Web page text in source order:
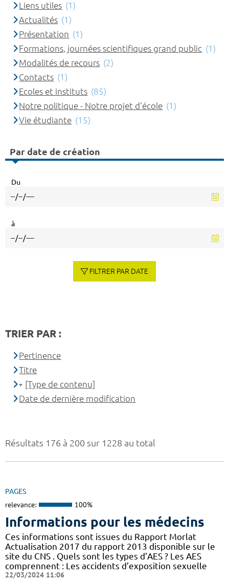
Résultats 176 à 200 sur 1228 au total
PAGES
relevance: 100%
Informations pour les médecins
Ces informations sont issues du Rapport Morlat
Actualisation 2017 du rapport 2013 disponible sur le
site du CNS . Quels sont les types d’AES ? Les AES
comprennent : Les accidents d’exposition sexuelle
22/03/2024 11:06
Liens utiles (1)
Actualités (1)
Présentation (1)
Formations, journées scientifiques grand public (1)
Modalités de recours (2)
Contacts (1)
Ecoles et instituts (85)
Notre politique - Notre projet d'école (1)
Vie étudiante (15)
Par date de création
Du
à
FILTRER PAR DATE
TRIER PAR :
Pertinence
Titre
[Type de contenu]
Date de dernière modification